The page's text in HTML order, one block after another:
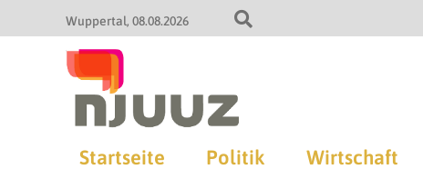
Wuppertal 08.08.2026
Startseite Politik Wirtschaft